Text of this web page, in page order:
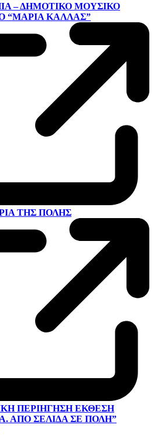
– ΔΗΜΟΤΙΚΌ ΜΟΥΣΙΚΌ
“ΜΑΡΊΑ ΚΆΛΛΑΣ”
ΤΗΣ ΠΌΛΗΣ
ΠΕΡΙΉΓΗΣΗ ΕΚΘΕΣΗ
ΑΠΌ ΣΕΛΊΔΑ ΣΕ ΠΌΛΗ”